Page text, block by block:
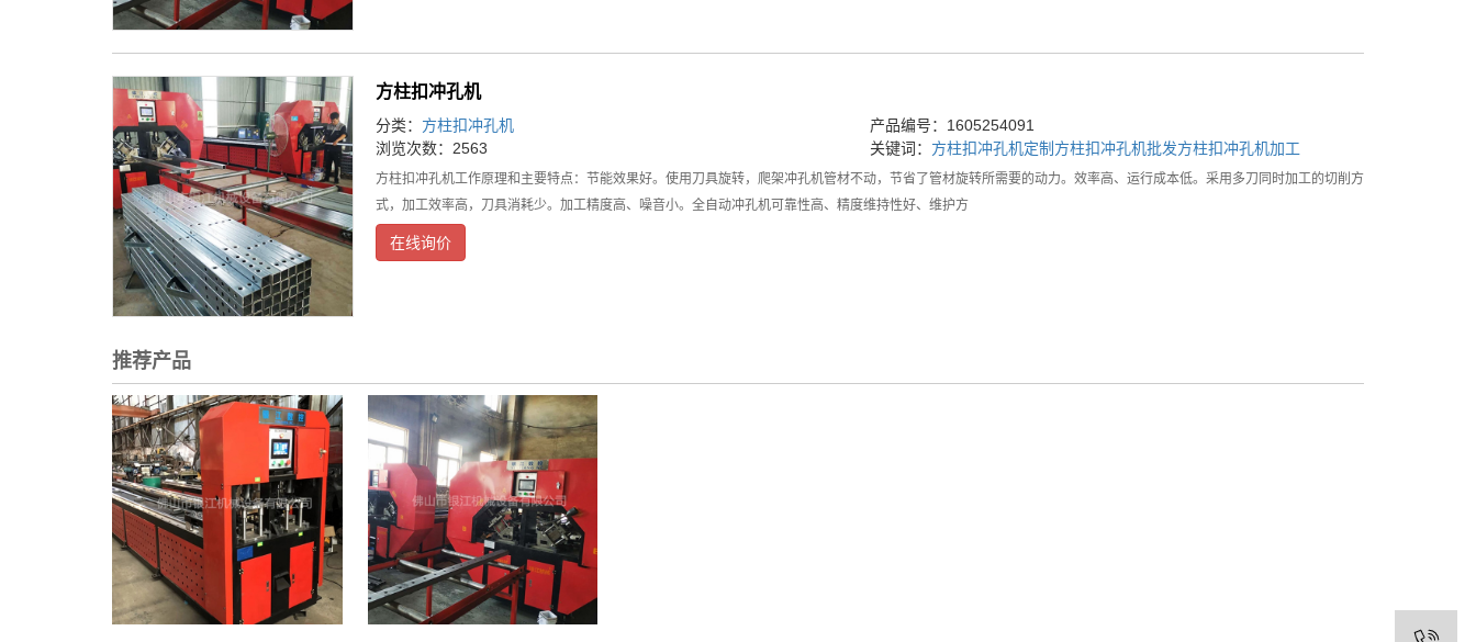
方柱扣冲孔机
分类： 方柱扣冲孔机
产品编号：1605254091
浏览次数：2563
关键词： 方柱扣冲孔机定制 方柱扣冲孔机批发方柱扣冲孔机加工
方柱扣冲孔机工作原理和主要特点：节能效果好。使用刀具旋转，爬架冲孔机管材不动，节省了管材旋转所需要的动力。效率高、运行成本低。采用多刀同时加工的切削方
式，加工效率高，刀具消耗少。加工精度高、噪音小。全自动冲孔机可靠性高、精度维持性好、维护方
在线询价
推荐产品